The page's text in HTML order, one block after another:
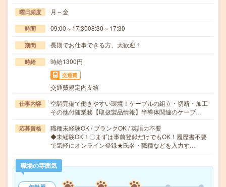
曜日頻度 月～金
時間 09:00～17:3008:30～17:30
期間 長期でお仕事できる方、大歓迎！
時給 時給1300円
交通費
交通費規定内支給
仕事内容
空調完備で働きやすい環境！ケーブルの組立・切断・加工
その他付随業務【取扱製品情報】半導体関連のケーブ…
応募資格
職種未経験OK / ブランクOK / 英語力不要
◆未経験OK！〇まずは事前登録だけでもOK！履歴書不要
で気軽にオンライン登録★氏名・職種などを入力す…
職場の雰囲気